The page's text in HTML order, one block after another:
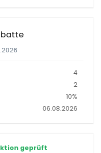
4
2
10%
06.08.2026
geprüft